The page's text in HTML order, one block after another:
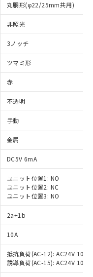
丸胴形(φ22/25mm共用)
非照光
3ノッチ
ツマミ形
赤
不透明
手動
金属
DC5V 6mA
ユニット位置1: NO
ユニット位置2: NC
ユニット位置3: NO
2a+1b
10A
抵抗負荷(AC-12): AC24V 10A/
誘導負荷(AC-15): AC24V
（10物質）の
可能な商品で
物質）の非含